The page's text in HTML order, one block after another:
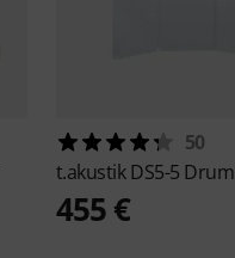
50
t.akustikDS5-5
455 €